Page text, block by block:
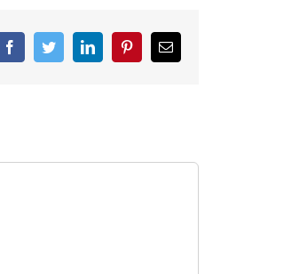
FacebookTwitterLinkedInPinterestCorreo
electrónico